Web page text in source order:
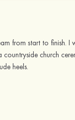
from start to finish.
church
heels.